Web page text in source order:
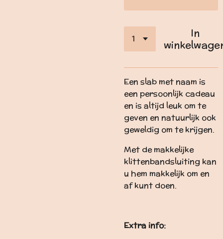
In
Een slab met naam is
een persoonlijk cadeau
en is altijd leuk om te
geven en natuurlijk ook
geweldig om te krijgen.
Met de makkelijke
klittenbandsluiting kan
u hem makkelijk om en
af kunt doen.
Extra info: